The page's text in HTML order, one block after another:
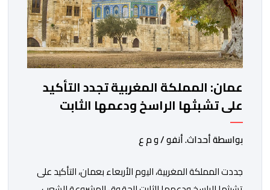
عمان: المملكة المغربية تجدد التأكيد
على تشبثها الراسخ ودعمها الثابت
للحقوق المشروعة للشعب الفلسطيني
الشقيق
بواسطة أحداث. أنفو / و م ع
جددت المملكة المغربية، اليوم الأربعاء بعمان، التأكيد على